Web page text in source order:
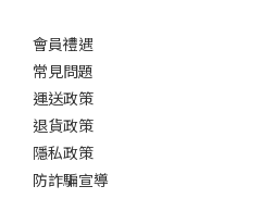
會員禮遇
常見問題
運送政策
退貨政策
隱私政策
防詐騙宣導